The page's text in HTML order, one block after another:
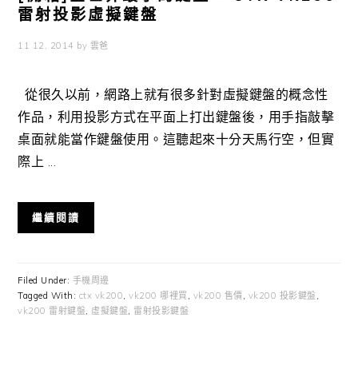
雷射投影虛擬鍵盤
11 12, 2014 by 雲爸
從很久以前，網路上就有很多針對虛擬鍵盤的概念性
作品，利用投影方式在平面上打出鍵盤後，用手指敲擊
桌面就能當作鍵盤使用。這聽起來十分天馬行空，但實
際上 ...
繼續閱讀
Filed Under: 手機周邊
Tagged With: ctx vk200,vk200 哪裡買 , vk200 售價 , vk200 投影鍵盤,
vk200 雷射鍵盤, 虛擬鍵盤, 雷射投影鍵盤